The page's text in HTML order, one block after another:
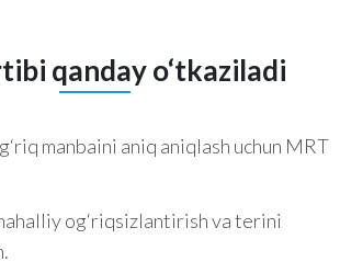
qanday o‘tkaziladi
manbaini aniq aniqlash uchun MRT
og‘riqsizlantirish va terini